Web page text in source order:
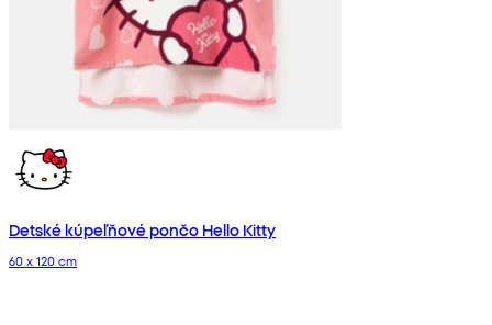
Detské kúpeľňové pončo Hello Kitty
60 x 120 cm